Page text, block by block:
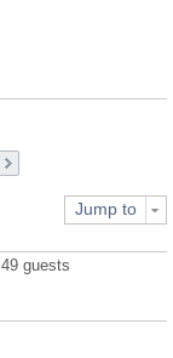
Jump to
guests